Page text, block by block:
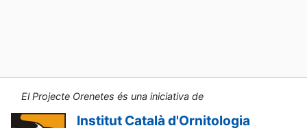
El Projecte Orenetes és una iniciativa de
Institut Català d'Ornitologia